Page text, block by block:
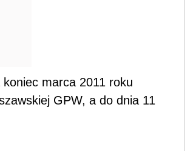
koniec marca 2011 roku
GPW, a do dnia 11